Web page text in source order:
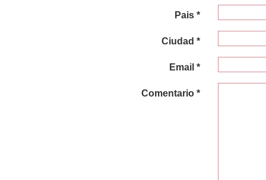
Pais *
Ciudad *
Email *
Comentario *